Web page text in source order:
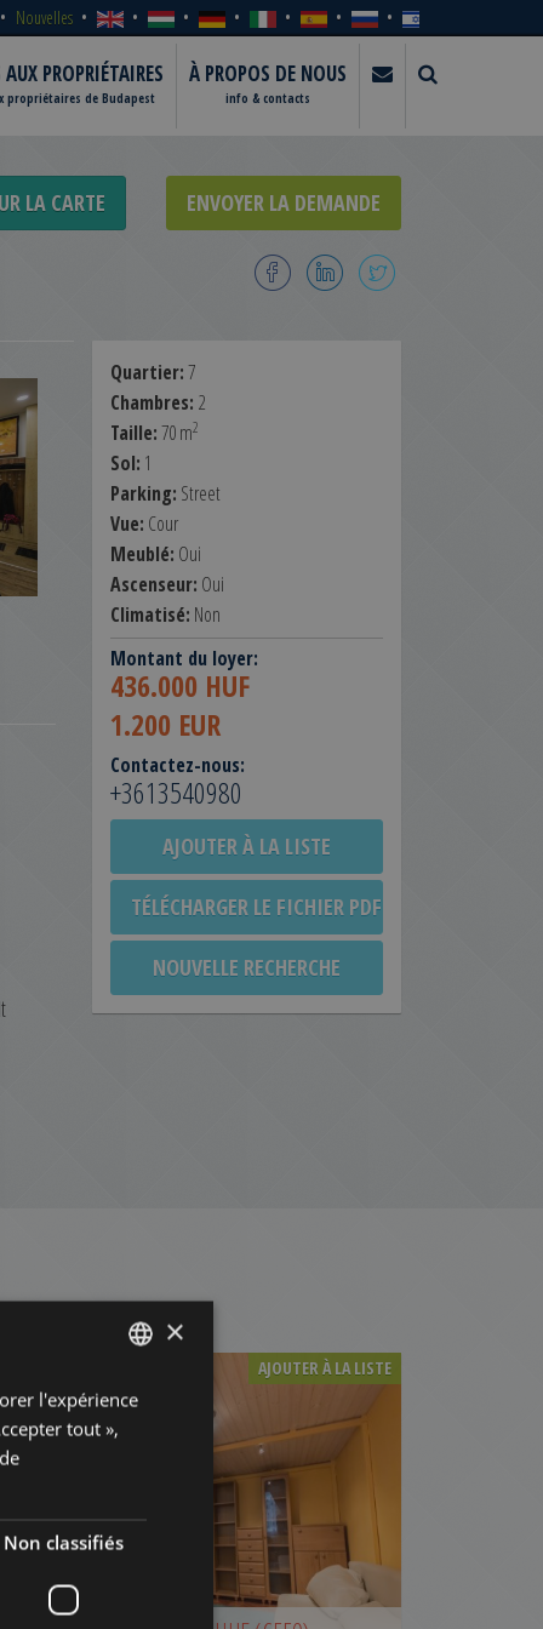
Nouvelles
AUX PROPRIÉTAIRES
propriétaires de Budapest
À PROPOS DE NOUS
info & contacts
LA CARTE ENVOYER LA DEMANDE
Quartier:7
Chambres: 2
Taille:70 m2
Sol: 1
Parking: Street
Vue: Cour
Meublé: Oui
Ascenseur: Oui
Climatisé: Non
Montant du loyer:
436.000 HUF
1.200 EUR
Contactez-nous:
+3613540980
AJOUTER À LA LISTE
TÉLÉCHARGER LE FICHIER PDF
NOUVELLE RECHERCHE
AJOUTER À LA LISTE
CSENGERY STREET
ENGLISH
HUNGARIAN
FRENCH
×
l'expérience
tout »,
Non classifiés